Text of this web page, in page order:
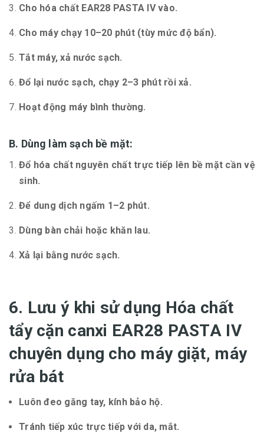
Cho hóa chất EAR28 PASTA IV vào.
Cho máy chạy 10–20 phút (tùy mức độ bẩn).
Tắt máy, xả nước sạch.
Đổ lại nước sạch, chạy 2–3 phút rồi xả.
Hoạt động máy bình thường.
B. Dùng làm sạch bề mặt:
Đổ hóa chất nguyên chất trực tiếp lên bề mặt cần vệ
sinh.
Để dung dịch ngấm 1–2 phút.
Dùng bàn chải hoặc khăn lau.
Xả lại bằng nước sạch.
6. Lưu ý khi sử dụng Hóa chất
tẩy cặn canxi EAR28 PASTA IV
chuyên dụng cho máy giặt, máy
rửa bát
Luôn đeo găng tay, kính bảo hộ.
Tránh tiếp xúc trực tiếp với da, mắt.